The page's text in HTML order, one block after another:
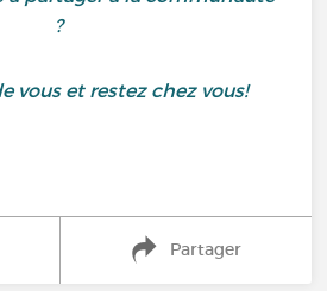
?
vous et restez chez vous!
Partager